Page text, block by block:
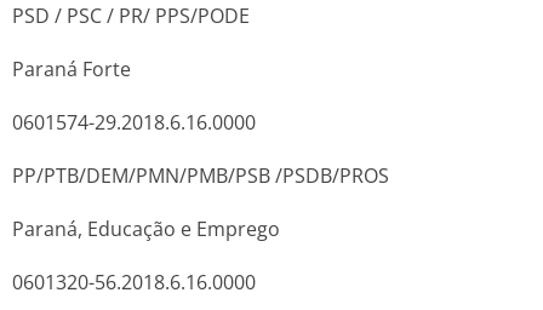
PSD / PSC / PR/ PPS/PODE
Paraná Forte
0601574-29.2018.6.16.0000
PP/PTB/DEM/PMN/PMB/PSB /PSDB/PROS
Paraná, Educação e Emprego
0601320-56.2018.6.16.0000